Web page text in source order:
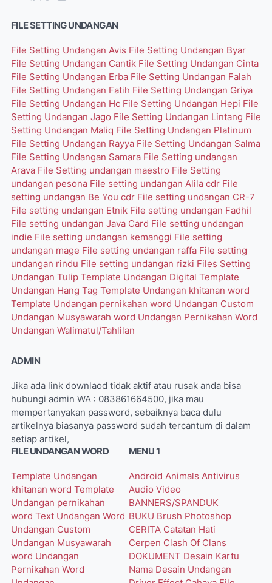
FILE SETTING UNDANGAN
File Setting Undangan Avis File Setting Undangan Byar
File Setting Undangan Cantik File Setting Undangan Cinta
File Setting Undangan Erba File Setting Undangan Falah
File Setting Undangan Fatih File Setting Undangan Griya
File Setting Undangan Hc File Setting Undangan Hepi File
Setting Undangan Jago File Setting Undangan Lintang File
Setting Undangan Maliq File Setting Undangan Platinum
File Setting Undangan Rayya File Setting Undangan Salma
File Setting Undangan Samara File Setting undangan
Arava File Setting undangan maestro File Setting
undangan pesona File setting undangan Alila cdr File
setting undangan Be You cdr File setting undangan CR-7
File setting undangan Etnik File setting undangan Fadhil
File setting undangan Java Card File setting undangan
indie File setting undangan kemanggi File setting
undangan mage File setting undangan raffa File setting
undangan rindu File setting undangan rizki Files Setting
Undangan Tulip Template Undangan Digital Template
Undangan Hang Tag Template Undangan khitanan word
Template Undangan pernikahan word Undangan Custom
Undangan Musyawarah word Undangan Pernikahan Word
Undangan Walimatul/Tahlilan
ADMIN
Jika ada link downlaod tidak aktif atau rusak anda bisa
hubungi admin WA : 083861664500, jika mau
mempertanyakan password, sebaiknya baca dulu
artikelnya biasanya password sudah tercantum di dalam
setiap artikel,
FILE UNDANGAN WORD
Template Undangan
khitanan word Template
Undangan pernikahan
word Text Undangan Word
Undangan Custom
Undangan Musyawarah
word Undangan
Pernikahan Word
MENU 1
Android Animals Antivirus
Audio Video
BANNERS/SPANDUK
BUKU Brush Photoshop
CERITA Catatan Hati
Cerpen Clash Of Clans
DOKUMENT Desain Kartu
Nama Desain Undangan